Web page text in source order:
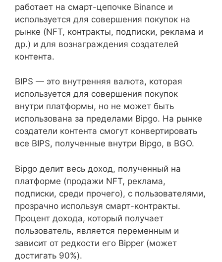
работает на смарт-цепочке Binance и
используется для совершения покупок на
рынке (NFT, контракты, подписки, реклама и
др.) и для вознаграждения создателей
контента.
BIPS — это внутренняя валюта, которая
используется для совершения покупок
внутри платформы, но не может быть
использована за пределами Bipgo. На рынке
создатели контента смогут конвертировать
все BIPS, полученные внутри Bipgo, в BGO.
Bipgo делит весь доход, полученный на
платформе (продажи NFT, реклама,
подписки, среди прочего), с пользователями,
прозрачно используя смарт-контракты.
Процент дохода, который получает
пользователь, является переменным и
зависит от редкости его Bipper (может
достигать 90%).